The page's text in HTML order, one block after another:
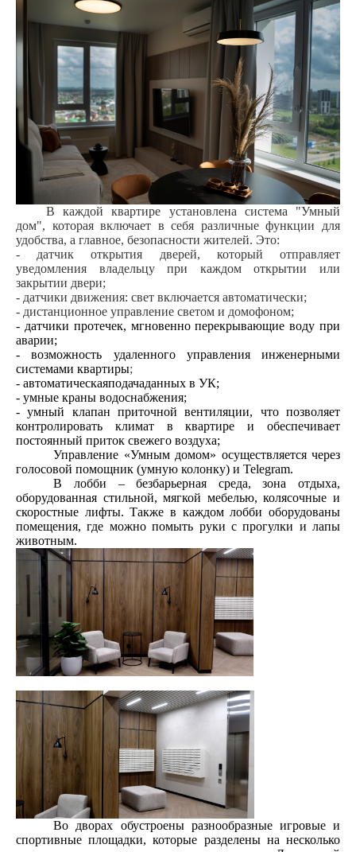
В каждой квартире установлена система "Умный
дом", которая включает в себя различные функции для
удобства, а главное, безопасности жителей. Это:
- датчик открытия дверей, который отправляет
уведомления владельцу при каждом открытии или
закрытии двери;
- датчики движения: свет включается автоматически;
- дистанционное управление светом и домофоном;
- датчики протечек, мгновенно перекрывающие воду при
аварии;
- возможность удаленного управления инженерными
системами квартиры;
- автоматическаяподачаданных в УК;
- умные краны водоснабжения;
- умный клапан приточной вентиляции, что позволяет
контролировать климат в квартире и обеспечивает
постоянный приток свежего воздуха;
Управление «Умным домом» осуществляется через
голосовой помощник (умную колонку) и Telegram.
В лобби – безбарьерная среда, зона отдыха,
оборудованная стильной, мягкой мебелью, колясочные и
скоростные лифты. Также в каждом лобби оборудованы
помещения, где можно помыть руки с прогулки и лапы
животным.
Во дворах обустроены разнообразные игровые и
спортивные площадки, которые разделены на несколько